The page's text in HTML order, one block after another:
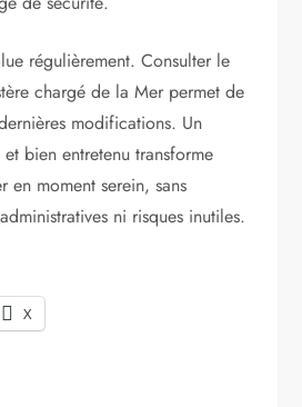
régulièrement. Consulter le
chargé de la Mer permet de
modifications. Un
bien entretenu transforme
en moment serein, sans
ni risques inutiles.
X